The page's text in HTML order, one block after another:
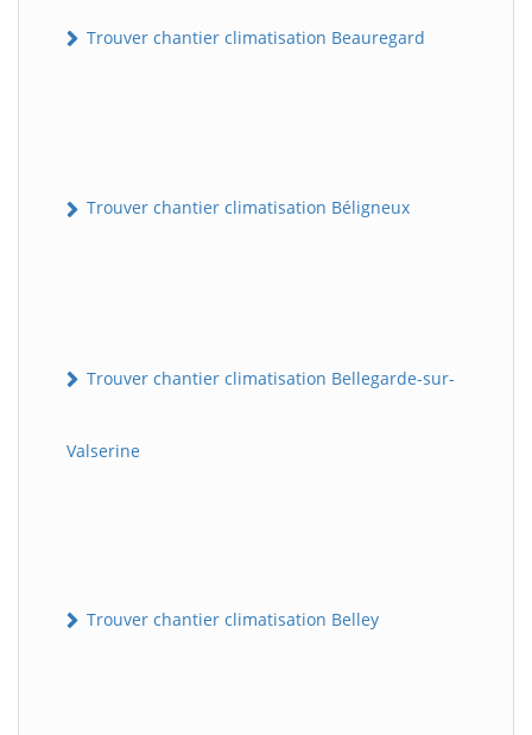
Trouver chantier climatisation Beauregard
Trouver chantier climatisation Béligneux
Trouver chantier climatisation Bellegarde-sur-
Valserine
Trouver chantier climatisation Belley